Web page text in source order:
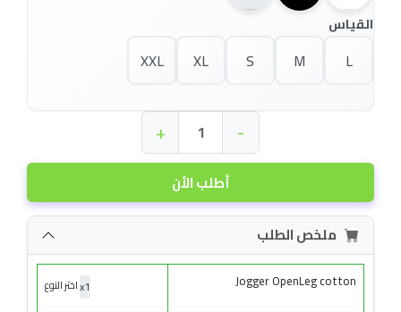
القياس
L
M
S
XL
XXL
أطلب الأن
-
+
ملخص الطلب
Jogger OpenLeg cotton
x1 اختر النوع